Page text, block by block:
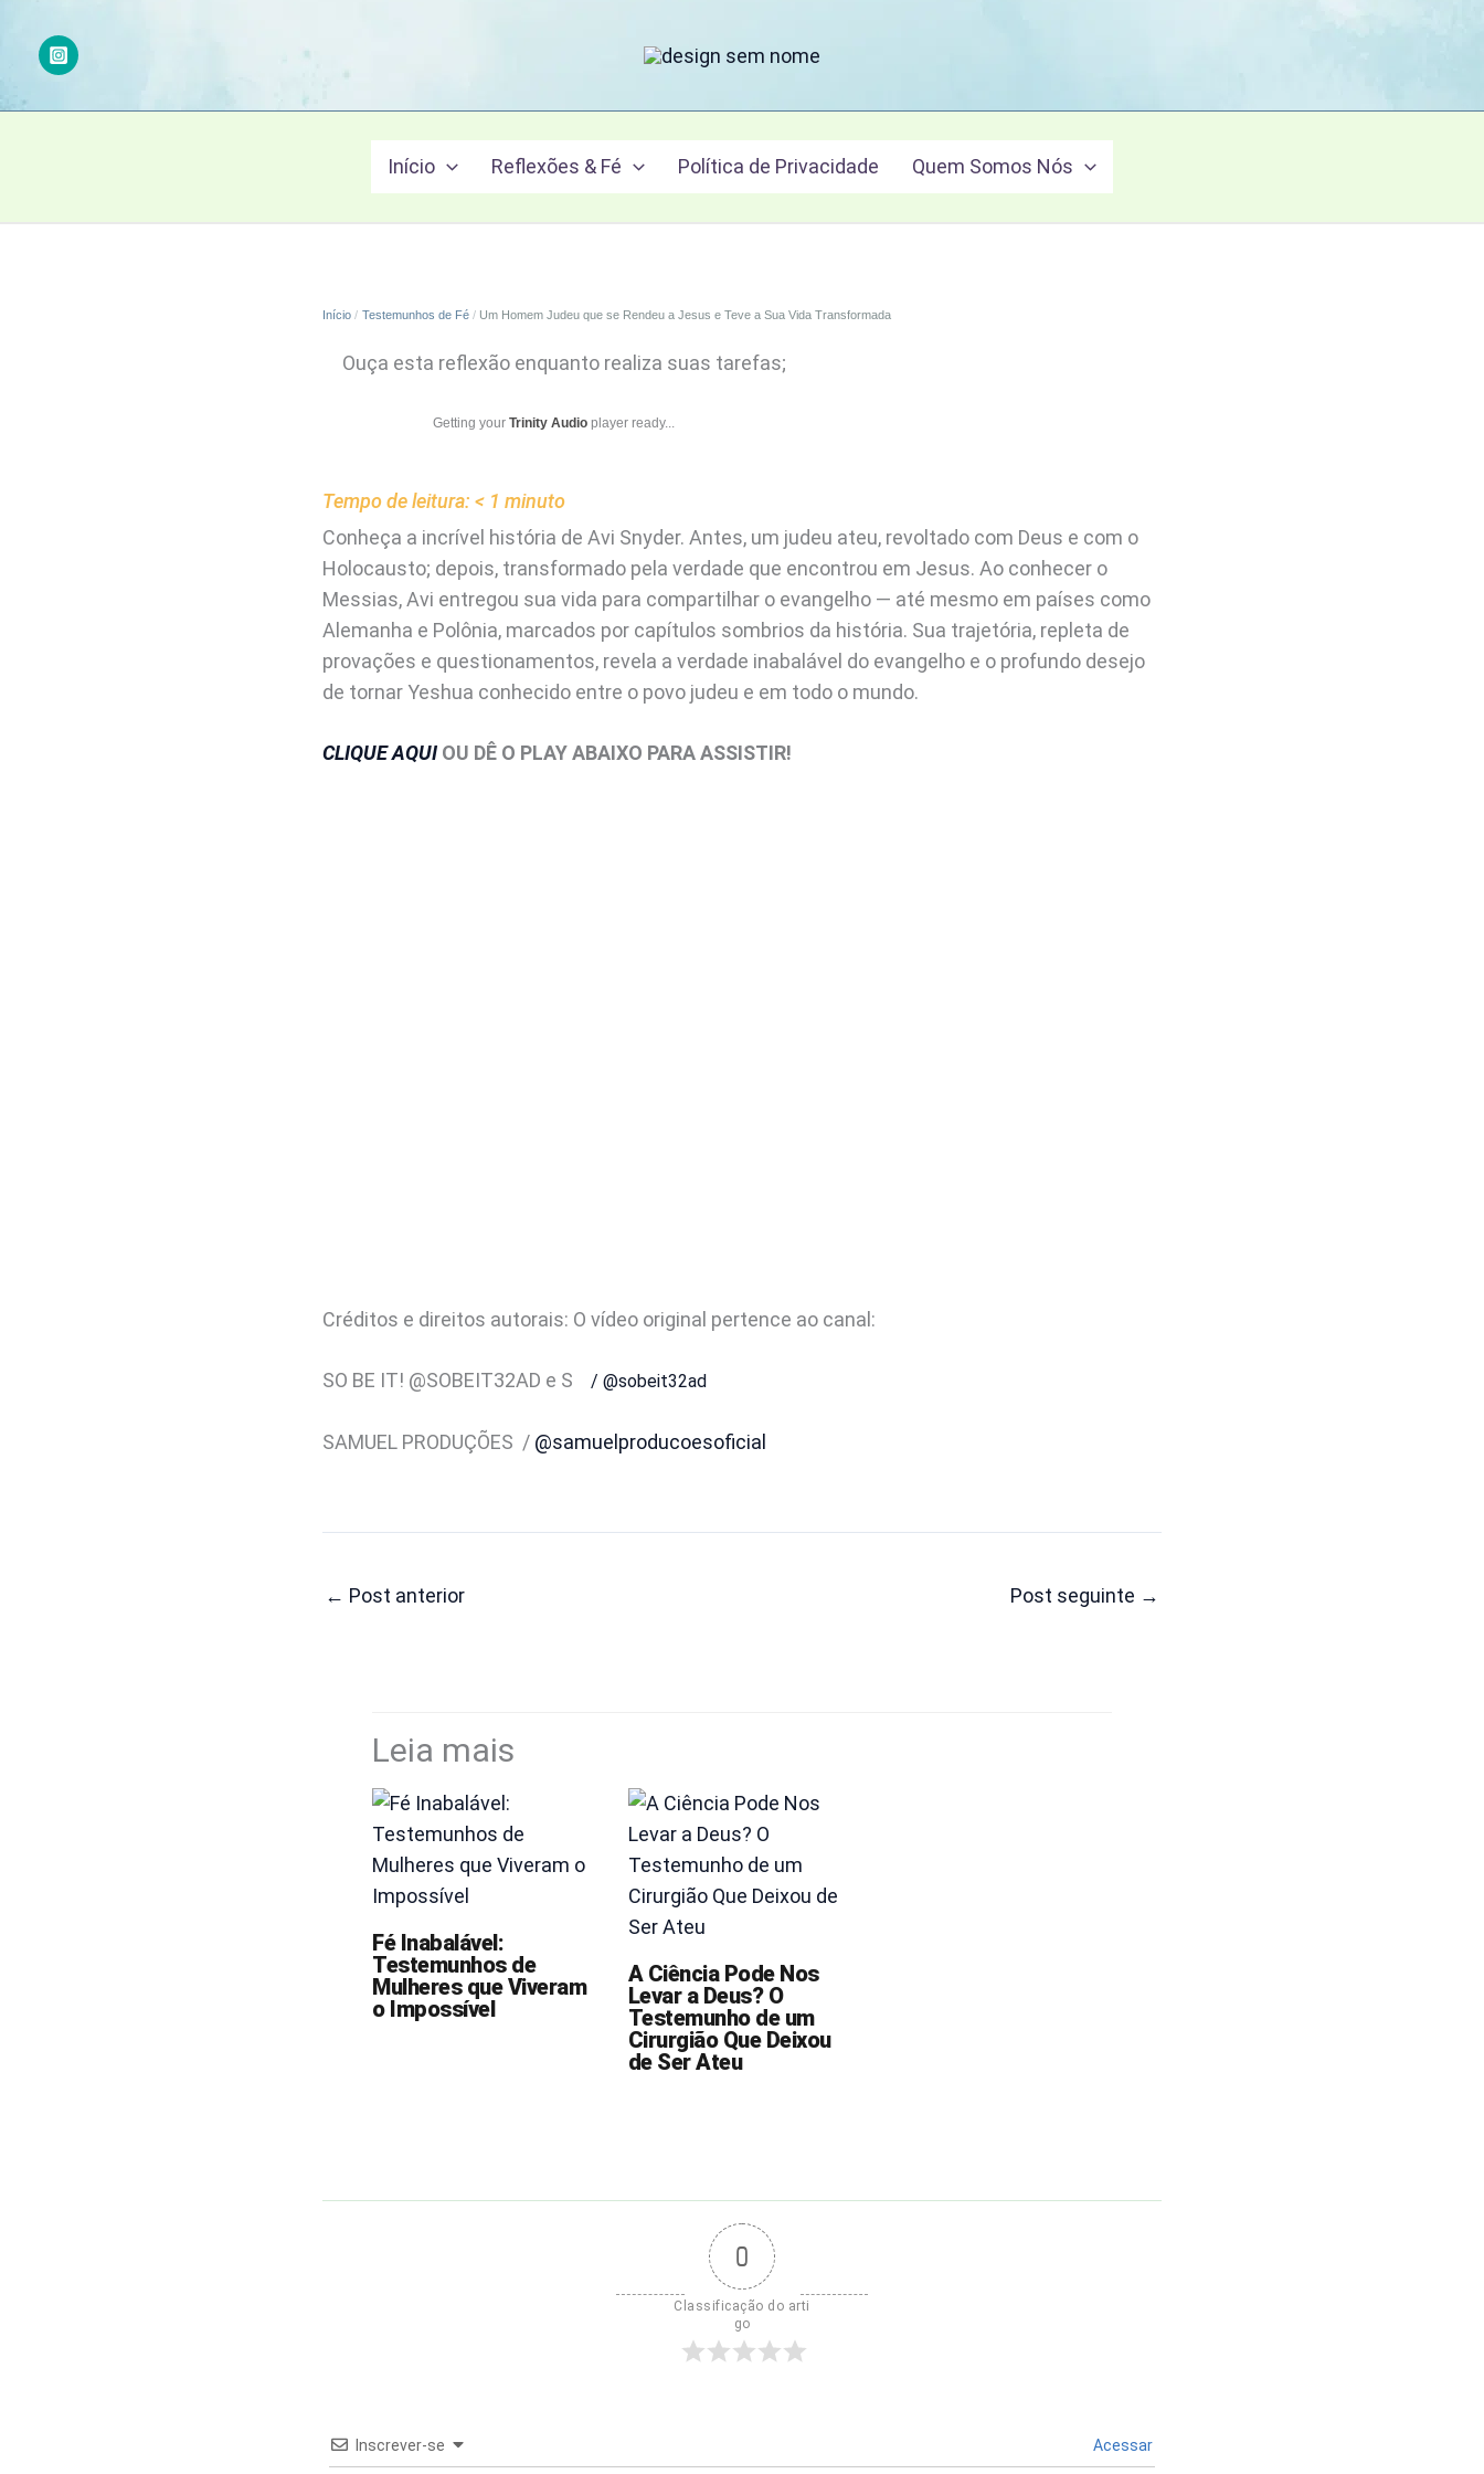
conteúdo
Início Reflexões & Fé Política de Privacidade Quem Somos Nós
Início Testemunhos de Fé Um Homem Judeu que se Rendeu a Jesus e Teve a Sua Vida Transformada
Ouça esta reflexão enquanto realiza suas tarefas;
Getting your Trinity Audio player ready...
Tempo de leitura: < 1 minuto
Conheça a incrível história de Avi Snyder. Antes, um judeu ateu, revoltado com Deus e com o
Holocausto; depois, transformado pela verdade que encontrou em Jesus. Ao conhecer o
Messias, Avi entregou sua vida para compartilhar o evangelho — até mesmo em países como
Alemanha e Polônia, marcados por capítulos sombrios da história. Sua trajetória, repleta de
provações e questionamentos, revela a verdade inabalável do evangelho e o profundo desejo
de tornar Yeshua conhecido entre o povo judeu e em todo o mundo.
CLIQUE AQUI OU DÊ O PLAY ABAIXO PARA ASSISTIR!
Créditos e direitos autorais: O vídeo original pertence ao canal:
SO BE IT! @SOBEIT32AD e S / @sobeit32ad
SAMUEL PRODUÇÕES / @samuelproducoesoficial
← Post anterior Post seguinte →
Leia mais
Fé Inabalável:
Testemunhos de
Mulheres que Viveram
o Impossível
A Ciência Pode Nos
Levar a Deus? O
Testemunho de um
Cirurgião Que Deixou
de Ser Ateu
0
Classificação do arti
go
Inscrever-se Acessar